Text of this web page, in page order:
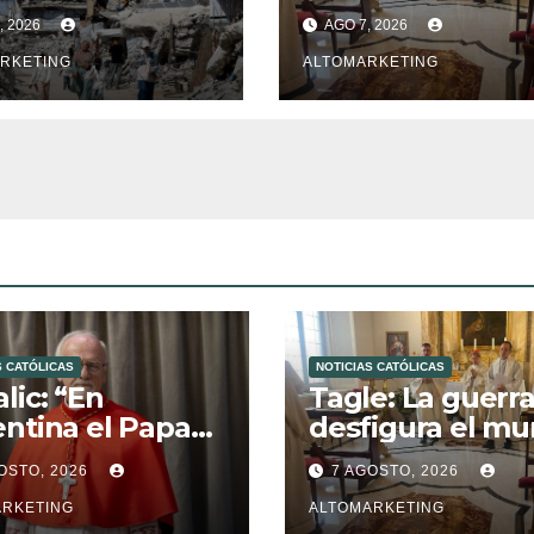
300 muertos
días
2026
solo la
de Dios lo
transfigura
AGO 7, 2026
ALTOMARKETING
CATÓLICAS
“En
el Papa
señalará el
del
2026
NOTICIAS CATÓLICAS
Tagle: La guerra
desfigura el
solo la
Dios lo
7 AGOSTO, 2026
ALTOMARKETING